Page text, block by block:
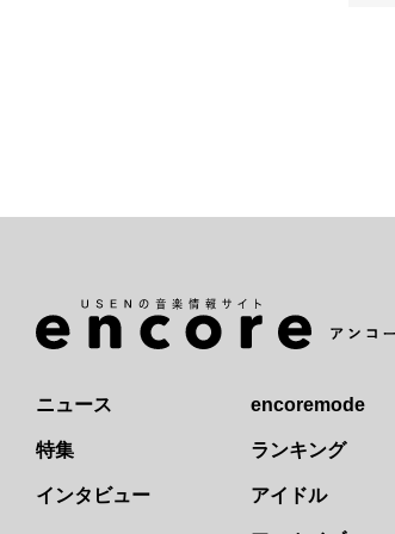
ニュース
特集
インタビュー
encoremode
ランキング
アイドル